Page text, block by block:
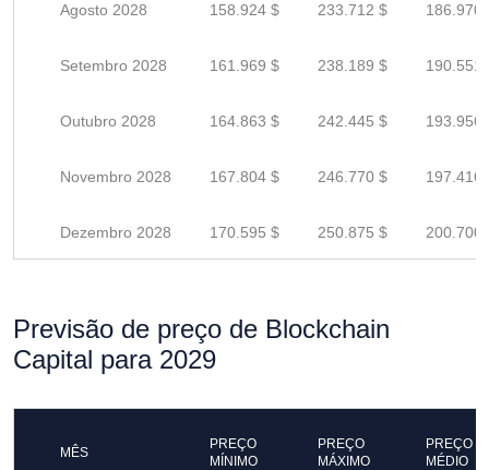
Agosto 2028 158.924 $ 233.712 $ 186.970
Setembro 2028 161.969 $ 238.189 $ 190.551
Outubro 2028 164.863 $ 242.445 $ 193.956
Novembro 2028 167.804 $ 246.770 $ 197.416
Dezembro 2028 170.595 $ 250.875 $ 200.700
Previsão de preço de Blockchain
Capital para 2029
MÊS
PREÇO
MÍNIMO
PREÇO
MÁXIMO
PREÇO
MÉDIO